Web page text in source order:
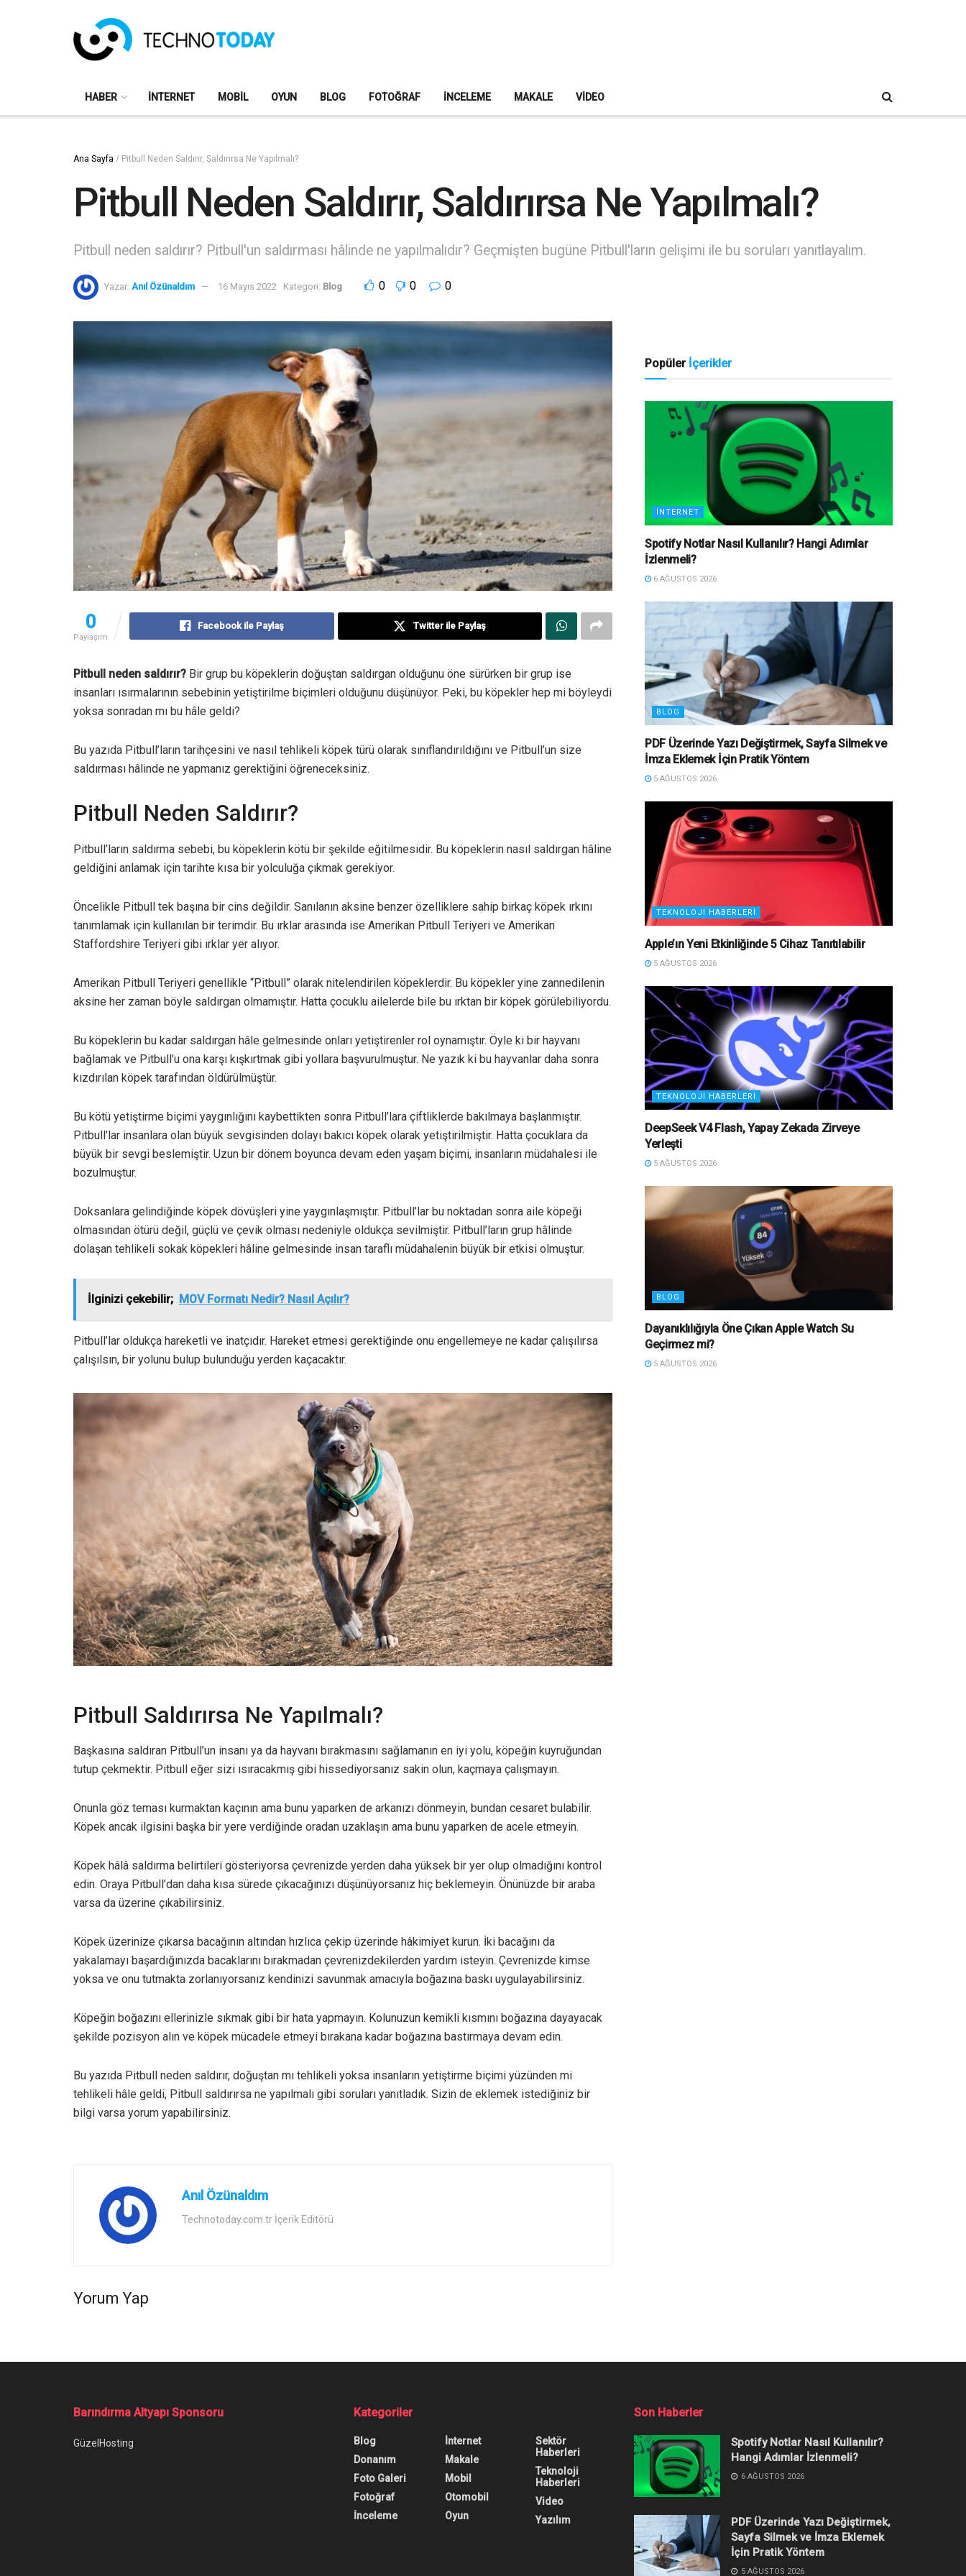
HABER İNTERNET MOBIL OYUN BLOG FOTOĞRAF İNCELEME MAKALE VIDEO
Ana Sayfa / Pitbull Neden Saldırır, Saldırırsa Ne Yapılmalı?
Pitbull Neden Saldırır, Saldırırsa Ne Yapılmalı?
Pitbull neden saldırır? Pitbull'un saldırması hâlinde ne yapılmalıdır? Geçmişten bugüne Pitbull'ların gelişimi ile bu soruları yanıtlayalım.
Yazar: Anıl Özünaldım 16 Mayıs 2022 Kategori: Blog 0 0 0
0
Paylaşım
Facebook ile Paylaş Twitter ile Paylaş
Pitbull neden saldırır? Bir grup bu köpeklerin doğuştan saldırgan olduğunu öne sürürken bir grup ise
insanları ısırmalarının sebebinin yetiştirilme biçimleri olduğunu düşünüyor. Peki, bu köpekler hep mi böyleydi
yoksa sonradan mı bu hâle geldi?
Bu yazıda Pitbull’ların tarihçesini ve nasıl tehlikeli köpek türü olarak sınıflandırıldığını ve Pitbull’un size
saldırması hâlinde ne yapmanız gerektiğini öğreneceksiniz.
Pitbull Neden Saldırır?
Pitbull’ların saldırma sebebi, bu köpeklerin kötü bir şekilde eğitilmesidir. Bu köpeklerin nasıl saldırgan hâline
geldiğini anlamak için tarihte kısa bir yolculuğa çıkmak gerekiyor.
Öncelikle Pitbull tek başına bir cins değildir. Sanılanın aksine benzer özelliklere sahip birkaç köpek ırkını
tanımlamak için kullanılan bir terimdir. Bu ırklar arasında ise Amerikan Pitbull Teriyeri ve Amerikan
Staffordshire Teriyeri gibi ırklar yer alıyor.
Amerikan Pitbull Teriyeri genellikle “Pitbull” olarak nitelendirilen köpeklerdir. Bu köpekler yine zannedilenin
aksine her zaman böyle saldırgan olmamıştır. Hatta çocuklu ailelerde bile bu ırktan bir köpek görülebiliyordu.
Bu köpeklerin bu kadar saldırgan hâle gelmesinde onları yetiştirenler rol oynamıştır. Öyle ki bir hayvanı
bağlamak ve Pitbull’u ona karşı kışkırtmak gibi yollara başvurulmuştur. Ne yazık ki bu hayvanlar daha sonra
kızdırılan köpek tarafından öldürülmüştür.
Bu kötü yetiştirme biçimi yaygınlığını kaybettikten sonra Pitbull’lara çiftliklerde bakılmaya başlanmıştır.
Pitbull’lar insanlara olan büyük sevgisinden dolayı bakıcı köpek olarak yetiştirilmiştir. Hatta çocuklara da
büyük bir sevgi beslemiştir. Uzun bir dönem boyunca devam eden yaşam biçimi, insanların müdahalesi ile
bozulmuştur.
Doksanlara gelindiğinde köpek dövüşleri yine yaygınlaşmıştır. Pitbull’lar bu noktadan sonra aile köpeği
olmasından ötürü değil, güçlü ve çevik olması nedeniyle oldukça sevilmiştir. Pitbull’ların grup hâlinde
dolaşan tehlikeli sokak köpekleri hâline gelmesinde insan taraflı müdahalenin büyük bir etkisi olmuştur.
İlginizi çekebilir; MOV Formatı Nedir? Nasıl Açılır?
Pitbull’lar oldukça hareketli ve inatçıdır. Hareket etmesi gerektiğinde onu engellemeye ne kadar çalışılırsa
çalışılsın, bir yolunu bulup bulunduğu yerden kaçacaktır.
Pitbull Saldırırsa Ne Yapılmalı?
Başkasına saldıran Pitbull’un insanı ya da hayvanı bırakmasını sağlamanın en iyi yolu, köpeğin kuyruğundan
tutup çekmektir. Pitbull eğer sizi ısıracakmış gibi hissediyorsanız sakin olun, kaçmaya çalışmayın.
Onunla göz teması kurmaktan kaçının ama bunu yaparken de arkanızı dönmeyin, bundan cesaret bulabilir.
Köpek ancak ilgisini başka bir yere verdiğinde oradan uzaklaşın ama bunu yaparken de acele etmeyin.
Köpek hâlâ saldırma belirtileri gösteriyorsa çevrenizde yerden daha yüksek bir yer olup olmadığını kontrol
edin. Oraya Pitbull’dan daha kısa sürede çıkacağınızı düşünüyorsanız hiç beklemeyin. Önünüzde bir araba
varsa da üzerine çıkabilirsiniz.
Köpek üzerinize çıkarsa bacağının altından hızlıca çekip üzerinde hâkimiyet kurun. İki bacağını da
yakalamayı başardığınızda bacaklarını bırakmadan çevrenizdekilerden yardım isteyin. Çevrenizde kimse
yoksa ve onu tutmakta zorlanıyorsanız kendinizi savunmak amacıyla boğazına baskı uygulayabilirsiniz.
Köpeğin boğazını ellerinizle sıkmak gibi bir hata yapmayın. Kolunuzun kemikli kısmını boğazına dayayacak
şekilde pozisyon alın ve köpek mücadele etmeyi bırakana kadar boğazına bastırmaya devam edin.
Bu yazıda Pitbull neden saldırır, doğuştan mı tehlikeli yoksa insanların yetiştirme biçimi yüzünden mi
tehlikeli hâle geldi, Pitbull saldırırsa ne yapılmalı gibi soruları yanıtladık. Sizin de eklemek istediğiniz bir
bilgi varsa yorum yapabilirsiniz.
Anıl Özünaldım
Technotoday.com.tr İçerik Editörü
Yorum Yap
Popüler İçerikler
İNTERNET
Spotify Notlar Nasıl Kullanılır? Hangi Adımlar
İzlenmeli?
6 AĞUSTOS 2026
BLOG
PDF Üzerinde Yazı Değiştirmek, Sayfa Silmek ve
İmza Eklemek İçin Pratik Yöntem
5 AĞUSTOS 2026
TEKNOLOJI HABERLERI
Apple’ın Yeni Etkinliğinde 5 Cihaz Tanıtılabilir
5 AĞUSTOS 2026
TEKNOLOJI HABERLERI
DeepSeek V4 Flash, Yapay Zekada Zirveye
Yerleşti
5 AĞUSTOS 2026
BLOG
Dayanıklılığıyla Öne Çıkan Apple Watch Su
Geçirmez mi?
5 AĞUSTOS 2026
Ana Sayfa/Voyager 1 Nerede, Şu An Ne Yapıyor?
Voyager 1 Nerede, Şu An Ne Yapıyor?
Voyager 1 nerede, Güneş Sistemi'nin dışına ne zaman çıktı, şu an ne yapıyor, nasıl takip edilir? Hepsi ve daha fazlasını yanıtladık.